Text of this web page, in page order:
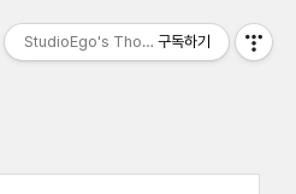
StudioEgo's Thoughts, seasonⅡ
구독하기